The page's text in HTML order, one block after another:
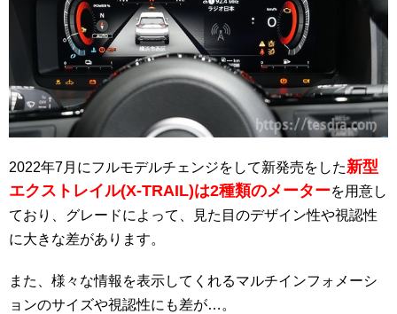
2022年7月にフルモデルチェンジをして新発売をした新型
エクストレイル(X-TRAIL)は2種類のメーターを用意し
ており、グレードによって、見た目のデザイン性や視認性
に大きな差があります。
また、様々な情報を表示してくれるマルチインフォメーシ
ョンのサイズや視認性にも差が…。